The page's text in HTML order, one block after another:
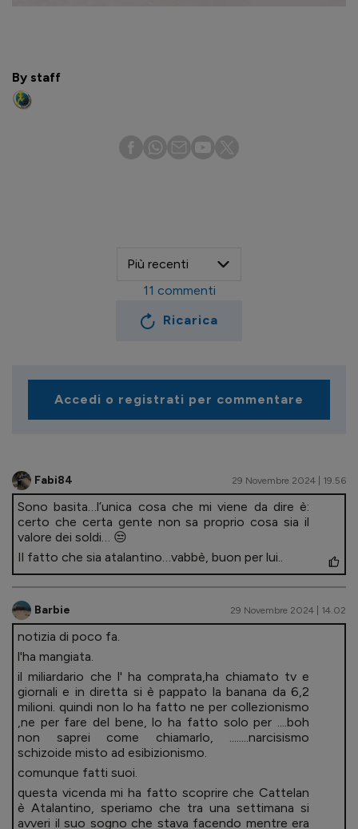
By staff
Ricarica
11 commenti
Accedi o registrati per commentare
Fabi84 29 Novembre 2024 | 19.56
Sono basita…l’unica cosa che mi viene da dire è:
certo che certa gente non sa proprio cosa sia il
valore dei soldi… 😒
Il fatto che sia atalantino…vabbè, buon per lui..
Barbie 29 Novembre 2024 | 14.02
notizia di poco fa.
l'ha mangiata.
il miliardario che l' ha comprata,ha chiamato tv e
giornali e in diretta si è pappato la banana da 6,2
milioni. quindi non lo ha fatto ne per collezionismo
,ne per fare del bene, lo ha fatto solo per ....boh
non saprei come chiamarlo, ........narcisismo
schizoide misto ad esibizionismo.
comunque fatti suoi.
questa vicenda mi ha fatto scoprire che Cattelan
è Atalantino, speriamo che tra una settimana si
avveri il suo sogno che stava facendo mentre era